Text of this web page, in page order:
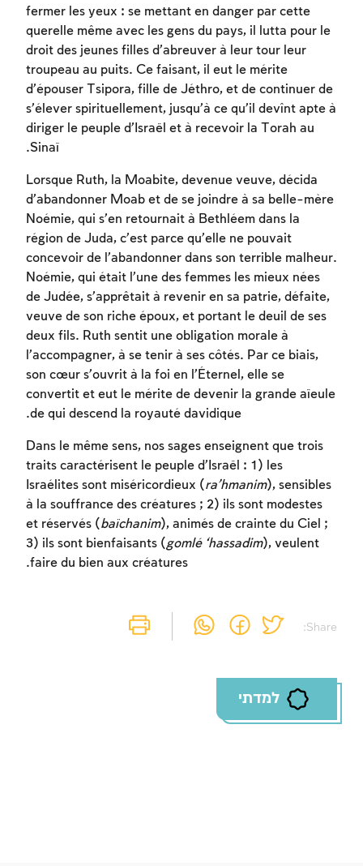
Share:
fermer les yeux : se mettant en danger par cette
querelle même avec les gens du pays, il lutta pour le
droit des jeunes filles d’abreuver à leur tour leur
troupeau au puits. Ce faisant, il eut le mérite
d’épouser Tsipora, fille de Jéthro, et de continuer de
s’élever spirituellement, jusqu’à ce qu’il devînt apte à
diriger le peuple d’Israël et à recevoir la Torah au
Sinaï.
Lorsque Ruth, la Moabite, devenue veuve, décida
d’abandonner Moab et de se joindre à sa belle-mère
Noémie, qui s’en retournait à Bethléem dans la
région de Juda, c’est parce qu’elle ne pouvait
concevoir de l’abandonner dans son terrible malheur.
Noémie, qui était l’une des femmes les mieux nées
de Judée, s’apprêtait à revenir en sa patrie, défaite,
veuve de son riche époux, et portant le deuil de ses
deux fils. Ruth sentit une obligation morale à
l’accompagner, à se tenir à ses côtés. Par ce biais,
son cœur s’ouvrit à la foi en l’Éternel, elle se
convertit et eut le mérite de devenir la grande aïeule
de qui descend la royauté davidique.
Dans le même sens, nos sages enseignent que trois
traits caractérisent le peuple d’Israël : 1) les
Israélites sont miséricordieux (ra’hmanim), sensibles
à la souffrance des créatures ; 2) ils sont modestes
et réservés (baïchanim), animés de crainte du Ciel ;
3) ils sont bienfaisants (gomlé ‘hassadim), veulent
faire du bien aux créatures.
למדתי
שלך
לסימון המושג כנלמד, יש להתחבר לחשבון או
להירשם
הרשמה התחברות